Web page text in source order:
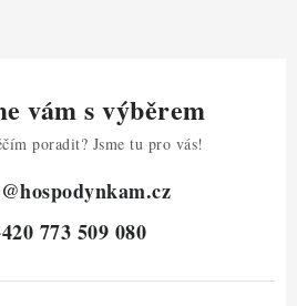
vám s výběrem
poradit? Jsme tu pro vás!
@hospodynkam.cz
773 509 080